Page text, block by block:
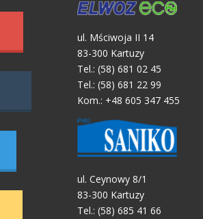
ul. Mściwoja II 14
83-300 Kartuzy
Tel.: (58) 681 02 45
Tel.: (58) 681 22 99
Kom.: +48 605 347 455
ul. Ceynowy 8/1
83-300 Kartuzy
Tel.: (58) 685 41 66